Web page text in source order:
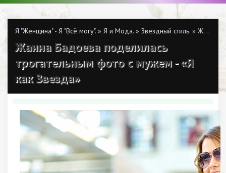
Я "Женщина" - Я "Всё могу". » Я и Мода. » Звездный стиль. » Жанна Бадоева поделилась трогательным фото с мужем - «Я как Звезда»
Жанна Бадоева поделилась
трогательным фото с мужем - «Я
как Звезда»